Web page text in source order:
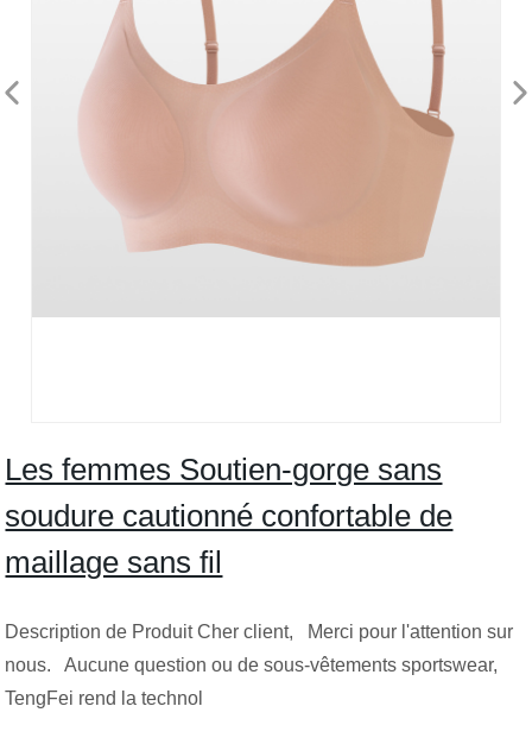
Les femmes Soutien-gorge sans
soudure cautionné confortable de
maillage sans fil
Description de Produit Cher client, Merci pour l'attention sur
nous. Aucune question ou de sous-vêtements sportswear,
TengFei rend la technol